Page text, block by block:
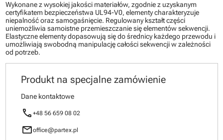
Wykonane z wysokiej jakości materiałów, zgodnie z uzyskanym
certyfikatem bezpieczeństwa UL94-V0, elementy charakteryzuje
niepalność oraz samogaśnięcie. Regulowany kształt części
uniemożliwia samoistne przemieszczanie się elementów sekwencji.
Elastyczne elementy dopasowują się do średnicy każdego przewodu i
umożliwiają swobodną manipulację całości sekwencji w zależności
od potrzeb.
Produkt na specjalne zamówienie
Dane kontaktowe
call +48 56 659 08 02
mailoffice@partex.pl